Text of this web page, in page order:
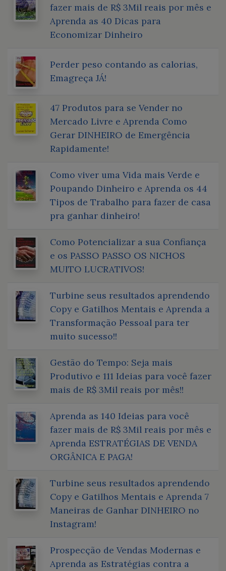
fazer mais de R$ 3Mil reais por mês e
Aprenda as 40 Dicas para
Economizar Dinheiro
Perder peso contando as calorias,
Emagreça JÁ!
47 Produtos para se Vender no
Mercado Livre e Aprenda Como
Gerar DINHEIRO de Emergência
Rapidamente!
Como viver uma Vida mais Verde e
Poupando Dinheiro e Aprenda os 44
Tipos de Trabalho para fazer de casa
pra ganhar dinheiro!
Como Potencializar a sua Confiança
e os PASSO PASSO OS NICHOS
MUITO LUCRATIVOS!
Turbine seus resultados aprendendo
Copy e Gatilhos Mentais e Aprenda a
Transformação Pessoal para ter
muito sucesso!!
Gestão do Tempo: Seja mais
Produtivo e 111 Ideias para você fazer
mais de R$ 3Mil reais por mês!!
Aprenda as 140 Ideias para você
fazer mais de R$ 3Mil reais por mês e
Aprenda ESTRATÉGIAS DE VENDA
ORGÂNICA E PAGA!
Turbine seus resultados aprendendo
Copy e Gatilhos Mentais e Aprenda 7
Maneiras de Ganhar DINHEIRO no
Instagram!
Prospecção de Vendas Modernas e
Aprenda as Estratégias contra a